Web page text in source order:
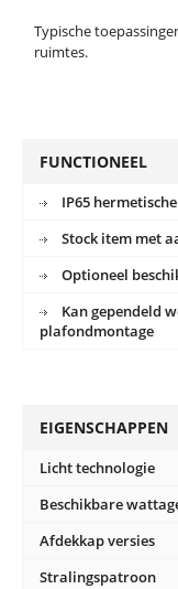
Typische
ruimtes.
FUNCTIONEEL
IP65
Stock item met
Optioneel
Kan gependeld
plafondmontage
EIGENSCHAPPEN
Licht technologie
Beschikbare
Afdekkap versies
Stralingspatroon